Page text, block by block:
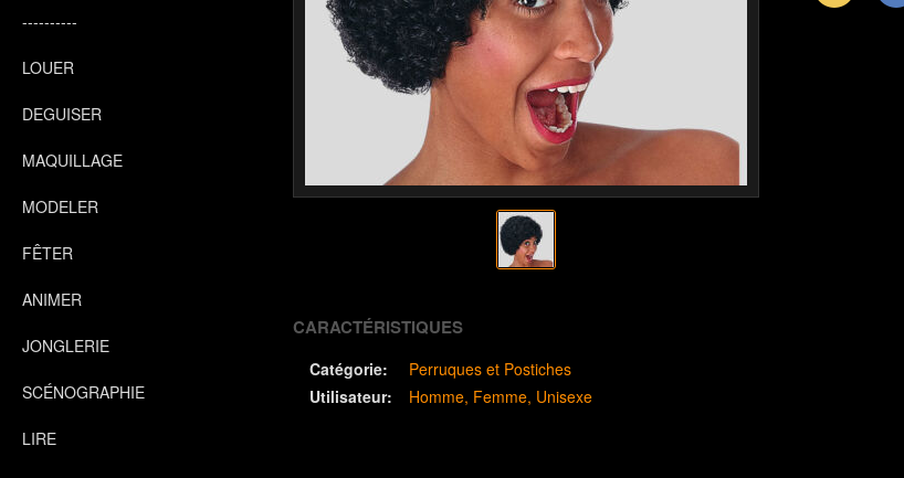
----------
LOUER
DEGUISER
MAQUILLAGE
MODELER
FÊTER
ANIMER
JONGLERIE
SCÉNOGRAPHIE
LIRE
CARACTÉRISTIQUES
Catégorie:
Perruques et Postiches
Utilisateur:
Homme Femme Unisexe